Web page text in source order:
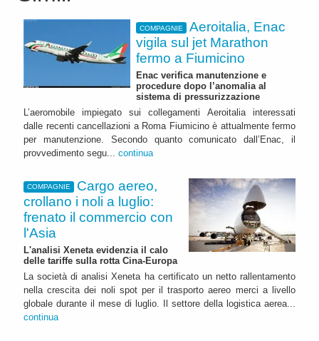
COMPAGNIE
Aeroitalia, Enac
vigila sul jet Marathon
fermo a Fiumicino
Enac verifica manutenzione e
procedure dopo l’anomalia al
sistema di pressurizzazione
L’aeromobile impiegato sui collegamenti Aeroitalia interessati
dalle recenti cancellazioni a Roma Fiumicino è attualmente fermo
per manutenzione. Secondo quanto comunicato dall’Enac, il
provvedimento segu... continua
COMPAGNIE
Cargo aereo,
crollano i noli a luglio:
frenato il commercio con
l'Asia
L'analisi Xeneta evidenzia il calo
delle tariffe sulla rotta Cina-Europa
La società di analisi Xeneta ha certificato un netto rallentamento
nella crescita dei noli spot per il trasporto aereo merci a livello
globale durante il mese di luglio. Il settore della logistica aerea...
continua